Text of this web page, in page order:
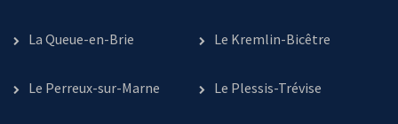
La Queue-en-Brie Le Kremlin-Bicêtre
Le Perreux-sur-Marne Le Plessis-Trévise